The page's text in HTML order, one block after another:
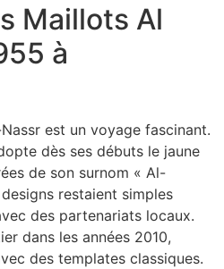
Maillots Al
à
est un voyage fascinant.
dès ses débuts le jaune
de son surnom « Al-
restaient simples
des partenariats locaux.
dans les années 2010,
des templates classiques.